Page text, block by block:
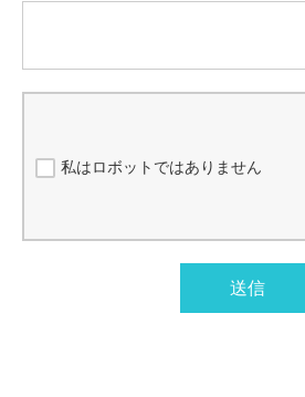
私はロボットではありません
送信